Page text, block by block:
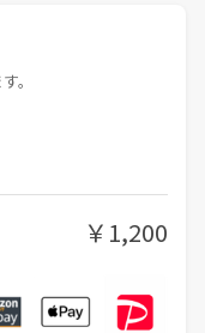
。
￥1,200